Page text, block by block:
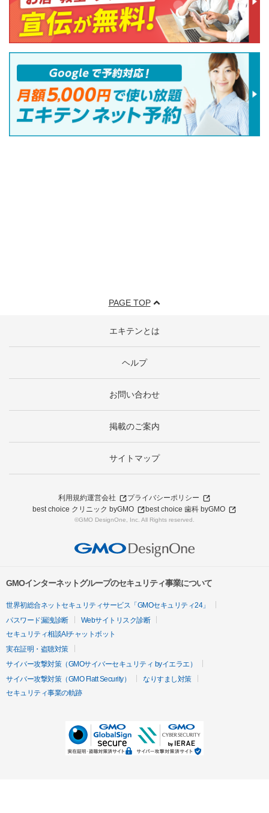
PAGE TOP
エキテンとは
ヘルプ
お問い合わせ
掲載のご案内
サイトマップ
利用規約運営会社
プライバシーポリシー
best choice クリニック byGMO
best choice 歯科 byGMO
©GMO DesignOne, Inc. All Rights reserved.
GMOインターネットグループのセキュリティ事業について
世界初総合ネットセキュリティサービス「GMOセキュリティ24」
パスワード漏洩診断
Webサイトリスク診断
セキュリティ相談AIチャットボット
実在証明・盗聴対策
サイバー攻撃対策（GMOサイバーセキュリティ byイエラエ）
サイバー攻撃対策（GMO Flatt Security）
なりすまし対策
セキュリティ事業の軌跡